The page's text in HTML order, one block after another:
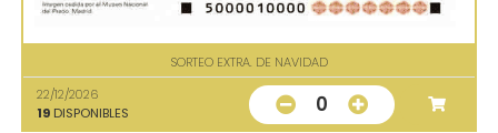
SORTEO EXTRA. DE NAVIDAD
22/12/2026
19 DISPONIBLES 0